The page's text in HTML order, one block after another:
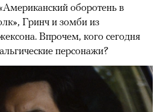
оборотень в
Гринч и зомби из
Впрочем, кого сегодня
персонажи?